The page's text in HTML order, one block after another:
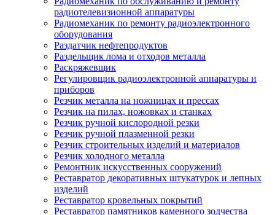
радиотелевизионной аппаратуры
Радиомеханик по ремонту радиоэлектронного
оборудования
Раздатчик нефтепродуктов
Раздельщик лома и отходов металла
Раскряжевщик
Регулировщик радиоэлектронной аппаратуры и
приборов
Резчик металла на ножницах и прессах
Резчик на пилах, ножовках и станках
Резчик ручной кислородной резки
Резчик ручной плазменной резки
Резчик строительных изделий и материалов
Резчик холодного металла
Ремонтник искусственных сооружений
Реставратор декоративных штукатурок и лепных
изделий
Реставратор кровельных покрытий
Реставратор памятников каменного зодчества